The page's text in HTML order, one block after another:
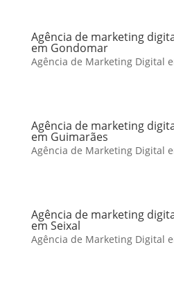
Agência de marketing
em Gondomar
Agência de Marketing Digital
Agência de marketing
em Guimarães
Agência de Marketing Digital
Agência de marketing
em Seixal
Agência de Marketing Digital